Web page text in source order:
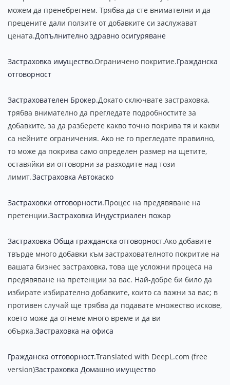
можем да пренебрегнем. Трябва да сте внимателни и да
прецените дали ползите от добавките си заслужават
цената.Допълнително здравно осигуряване
Застраховка имущество.Ограничено покритие.Гражданска
отговорност
Застрахователен Брокер.Докато сключвате застраховка,
трябва внимателно да прегледате подробностите за
добавките, за да разберете какво точно покрива тя и какви
са нейните ограничения. Ако не го прегледате правилно,
то може да покрива само определен размер на щетите,
оставяйки ви отговорни за разходите над този
лимит.Застраховка Автокаско
Застраховки отговорности.Процес на предявяване на
претенции.Застраховка Индустриален пожар
Застраховка Обща гражданска отговорност.Ако добавите
твърде много добавки към застрахователното покритие на
вашата бизнес застраховка, това ще усложни процеса на
предявяване на претенции за вас. Най-добре би било да
избирате избирателно добавките, които са важни за вас; в
противен случай ще трябва да подавате множество искове,
което може да отнеме много време и да ви
обърка.Застраховка на офиса
Гражданска отговорност.Translated with DeepL.com (free
version)Застраховка Домашно имущество